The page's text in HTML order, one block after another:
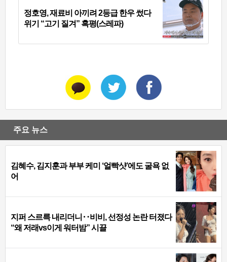
정호영, 재료비 아끼려 2등급 한우 썼다
위기 “고기 질겨” 혹평(스레파)
주요 뉴스
김혜수, 김지훈과 부부 케미 ‘얼빡샷’에도 굴욕 없
어
지퍼 스르륵 내리더니‥비비, 선정성 논란 터졌다
“왜 저래vs이게 워터밤” 시끌